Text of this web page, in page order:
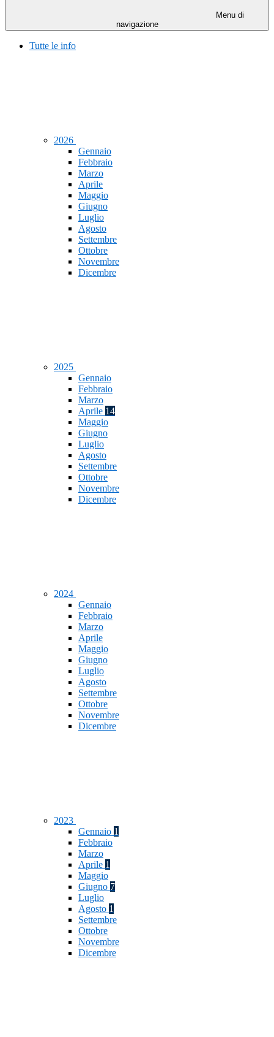
Menu di
navigazione
Tutte le info
2026
Gennaio
Febbraio
Marzo
Aprile
Maggio
Giugno
Luglio
Agosto
Settembre
Ottobre
Novembre
Dicembre
2025
Gennaio
Febbraio
Marzo
Aprile 14
Maggio
Giugno
Luglio
Agosto
Settembre
Ottobre
Novembre
Dicembre
2024
Gennaio
Febbraio
Marzo
Aprile
Maggio
Giugno
Luglio
Agosto
Settembre
Ottobre
Novembre
Dicembre
2023
Gennaio 1
Febbraio
Marzo
Aprile 1
Maggio
Giugno 7
Luglio
Agosto 1
Settembre
Ottobre
Novembre
Dicembre